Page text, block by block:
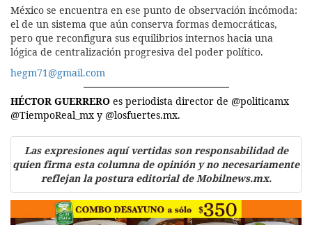
México se encuentra en ese punto de observación incómoda:
el de un sistema que aún conserva formas democráticas,
pero que reconfigura sus equilibrios internos hacia una
lógica de centralización progresiva del poder político.
hegm71@gmail.com
HÉCTOR GUERRERO es periodista director de @politicamx
@TiempoReal_mx y @losfuertes.mx.
Las expresiones aquí vertidas son responsabilidad de
quien firma esta columna de opinión y no necesariamente
reflejan la postura editorial de Mobilnews.mx.